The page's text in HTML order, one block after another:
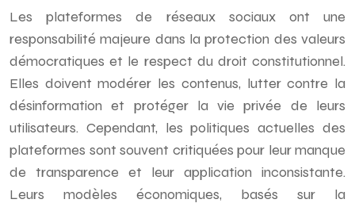
Les plateformes de réseaux sociaux ont une
responsabilité majeure dans la protection des valeurs
démocratiques et le respect du droit constitutionnel.
Elles doivent modérer les contenus, lutter contre la
désinformation et protéger la vie privée de leurs
utilisateurs. Cependant, les politiques actuelles des
plateformes sont souvent critiquées pour leur manque
de transparence et leur application inconsistante.
Leurs modèles économiques, basés sur la